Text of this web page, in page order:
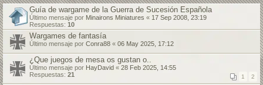
Guía de wargame de la Guerra de Sucesión Española
Último mensaje por Minairons Miniatures « 17 Sep 2008, 23:19
Respuestas: 10
Wargames de fantasía
Último mensaje por Conra88 « 06 May 2025, 17:12
¿Que juegos de mesa os gustan o..
Último mensaje por HayDavid « 28 Feb 2025, 14:55
Respuestas: 21 1 2